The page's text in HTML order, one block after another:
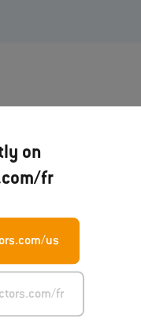
on
fr
us
fr
medical